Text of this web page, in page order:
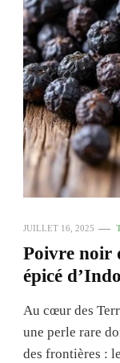
JUILLET 16, 2025
Poivre noir
épicé
Au cœur des
une perle rare
des frontières :